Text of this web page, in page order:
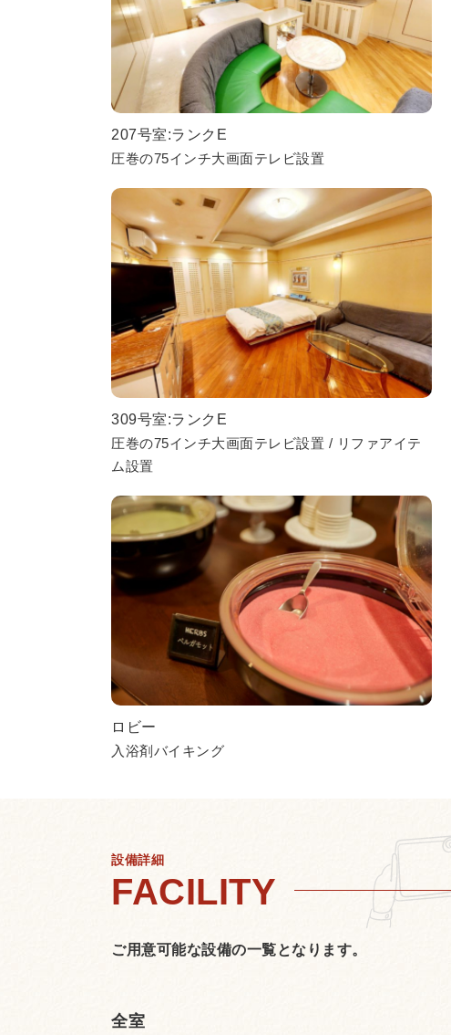
207号室:ランクE
圧巻の75インチ大画面テレビ設置
309号室:ランクE
圧巻の75インチ大画面テレビ設置 / リファアイテ
ム設置
ロビー
入浴剤バイキング
設備詳細
ご用意可能な設備の一覧となります。
全室